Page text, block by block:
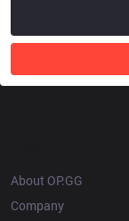
About OP.GG
Company